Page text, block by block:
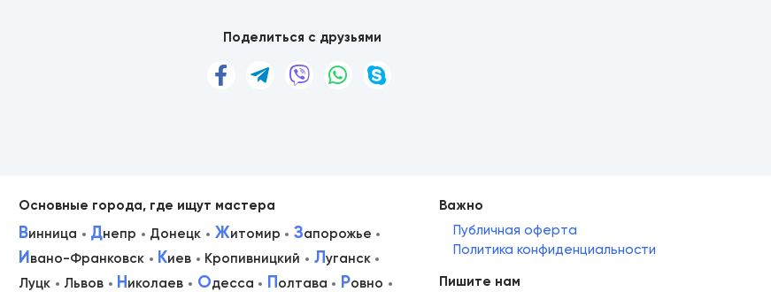
Поделиться с друзьями
Основные города, где ищут мастера
Винница Днепр Донецк Житомир Запорожье
Ивано-Франковск Киев Кропивницкий Луганск
Луцк
Львов Николаев Одесса Полтава Ровно
Важно
Публичная оферта
Политика конфиденциальности
Пишите нам